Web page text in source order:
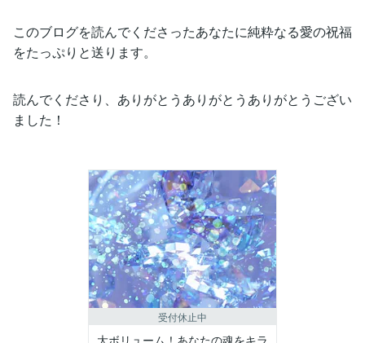
このブログを読んでくださったあなたに純粋なる愛の祝福
をたっぷりと送ります。
読んでくださり、ありがとうありがとうありがとうござい
ました！
受付休止中